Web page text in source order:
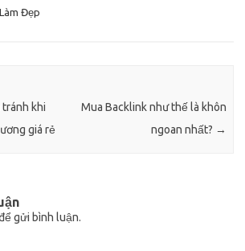
Đẹp
khi
giá rẻ
Mua Backlink như thế là khôn
ngoan nhất? →
gửi bình luận.